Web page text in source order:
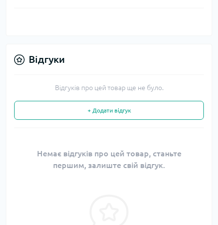
Відгуки
Відгуків про цей товар ще не було.
+ Додати відгук
Немає відгуків про цей товар, станьте
першим, залиште свій відгук.